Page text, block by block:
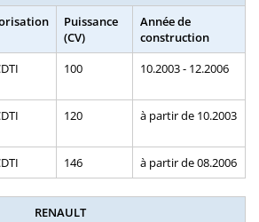
Puissance
(CV)
Année de
construction
100 10.2003 - 12.2006
120 à partir de 10.2003
146 à partir de 08.2006
RENAULT